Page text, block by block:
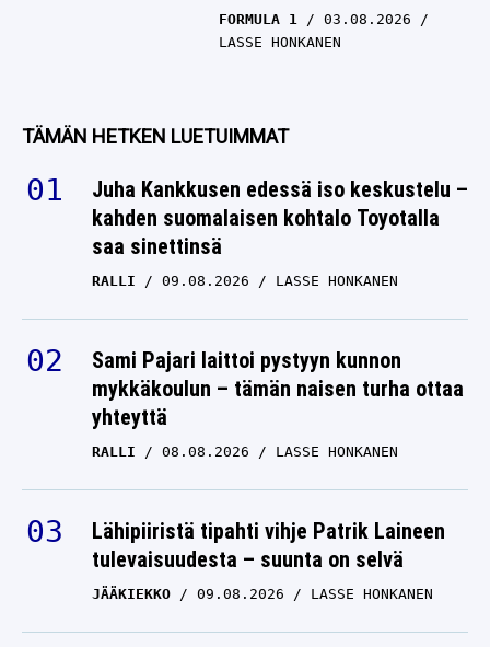
FORMULA 1
03.08.2026
LASSE HONKANEN
TÄMÄN HETKEN LUETUIMMAT
Juha Kankkusen edessä iso keskustelu –
kahden suomalaisen kohtalo Toyotalla
saa sinettinsä
RALLI 09.08.2026 LASSE HONKANEN
Sami Pajari laittoi pystyyn kunnon
mykkäkoulun – tämän naisen turha ottaa
yhteyttä
RALLI 08.08.2026 LASSE HONKANEN
Lähipiiristä tipahti vihje Patrik Laineen
tulevaisuudesta – suunta on selvä
JÄÄKIEKKO 09.08.2026 LASSE HONKANEN